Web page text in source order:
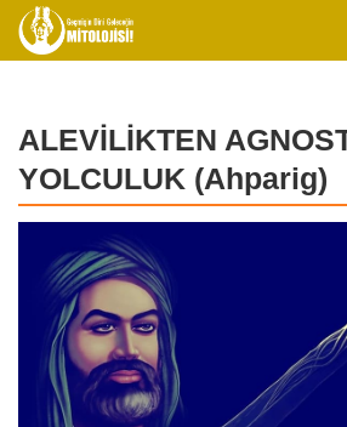
ALEVİLİKTEN
YOLCULUK (Ahparig)